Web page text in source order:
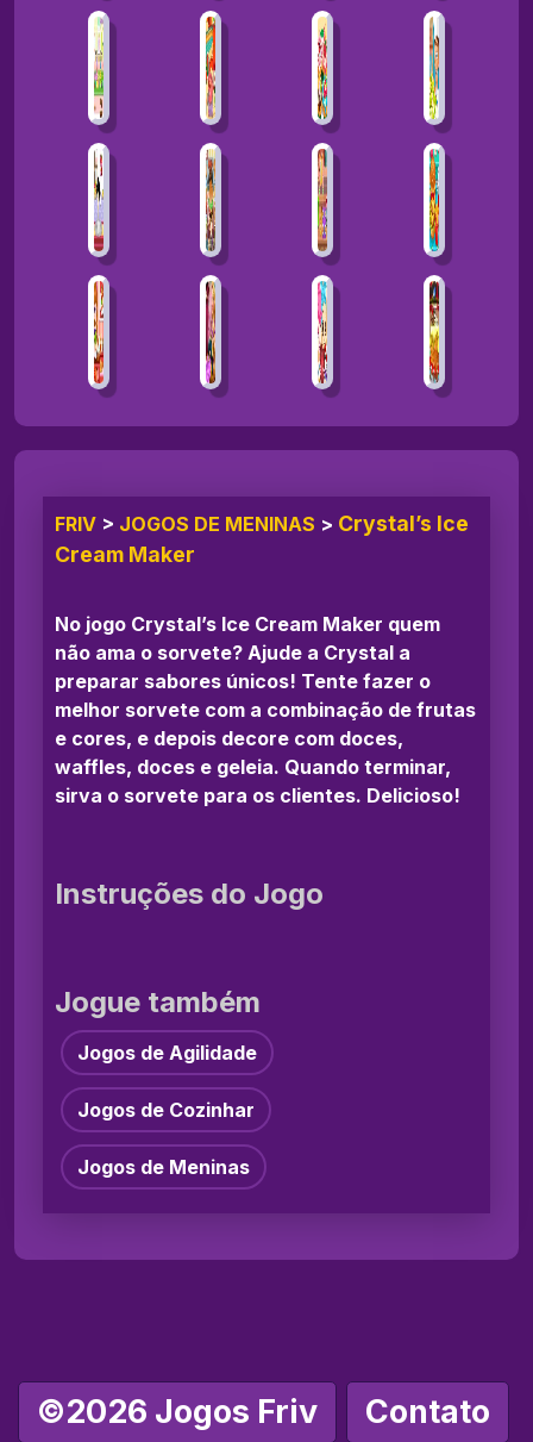
FRIV > JOGOS DE MENINAS > Crystal’s Ice
Cream Maker
No jogo Crystal’s Ice Cream Maker quem
não ama o sorvete? Ajude a Crystal a
preparar sabores únicos! Tente fazer o
melhor sorvete com a combinação de frutas
e cores, e depois decore com doces,
waffles, doces e geleia. Quando terminar,
sirva o sorvete para os clientes. Delicioso!
Instruções do Jogo
Jogue também
Jogos de Agilidade
Jogos de Cozinhar
Jogos de Meninas
©2026 Jogos Friv Contato